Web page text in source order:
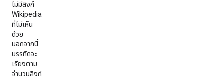
ไม่มีลิงก์
Wikipedia
ที่ไม่เห็น
ด้วย
นอกจากนี้
บรรทัดจะ
เรียงตาม
จำนวนลิงก์